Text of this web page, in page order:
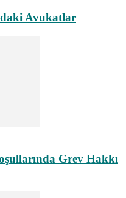
Avukatlar
Grev Hakkı